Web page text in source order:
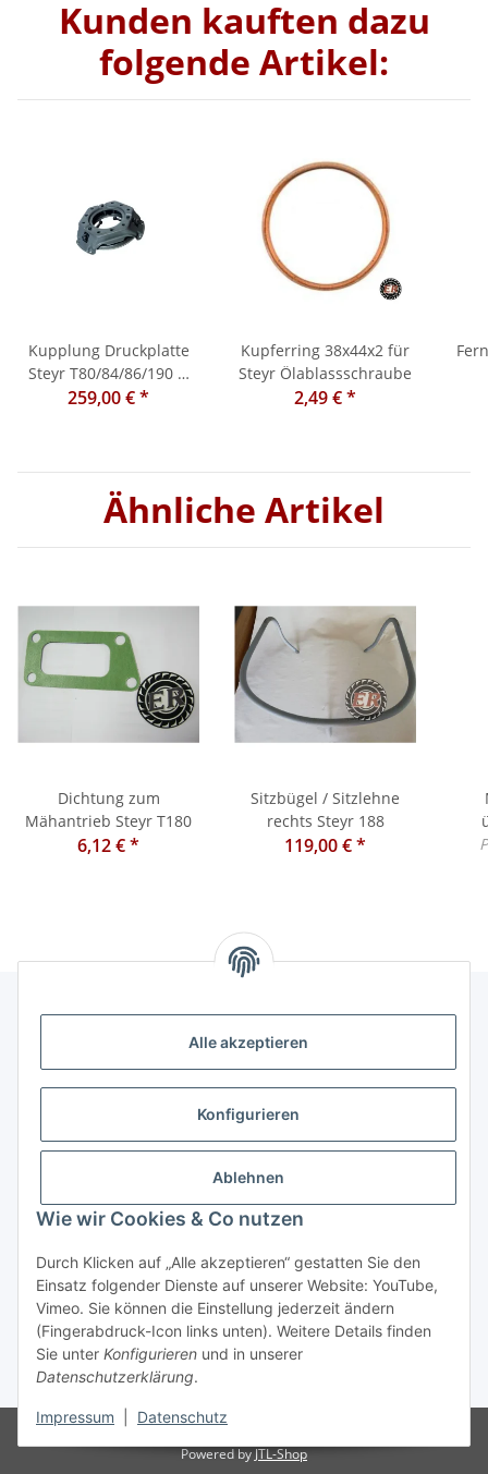
Alle akzeptieren
Konfigurieren
Ablehnen
Wie wir Cookies & Co nutzen
Durch Klicken auf „Alle akzeptieren“ gestatten Sie den
Einsatz folgender Dienste auf unserer Website: YouTube,
Vimeo. Sie können die Einstellung jederzeit ändern
(Fingerabdruck-Icon links unten). Weitere Details finden
Sie unter Konfigurieren und in unserer
Datenschutzerklärung.
Impressum Datenschutz
Kunden kauften dazu
folgende Artikel:
Kupplung Druckplatte
Steyr T80/84/86/190 Ø
280mm, mit 3 Hebel
259,00 €*
Kupferring 38x44x2 für
Steyr Ölablassschraube
2,49 €*
Ähnliche Artikel
Dichtung zum
Mähantrieb Steyr T180
6,12 €*
Sitzbügel / Sitzlehne
rechts Steyr 188
119,00 €*
Gesetzliche Informationen
* Alle Preise inkl. gesetzlicher USt., zzgl.
Powered byJTL-Shop